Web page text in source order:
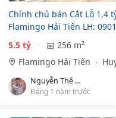
Chính chủ bán Cắt Lỗ 1,4
Flamingo Hải Tiến LH:
5.5 tỷ
256 m²
Flamingo Hải Tiến
Nguyễn Thế Anh
Đăng 1 năm trước